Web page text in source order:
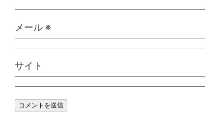
メール ※
サイト